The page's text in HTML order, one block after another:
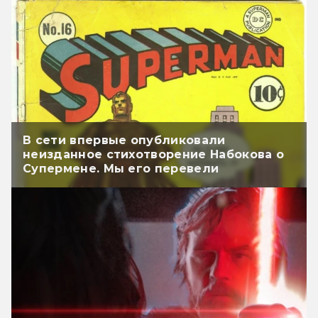
Заяц
Звёздные Империи и дополнения
Зелёная деревня
Злобная Бесстыжая Смешная
Зомби в доме и Зомби в доме
Зоопарк Нью-Йорка
Игра престолов Десница короля
июля (11:00-21:00), ул. Карла Маркса, д. 3
— Зеленоград, магазин Hobby Games, 2-
3 июля (12:00-19:00), к. 2309. ТЦ
«Столица»
— Калининград, ТЦ «МЕГА ЦЕНТР», 3
июля (14:00-18:00), ул. ген.-лейт.
Озерова, д. 17б
— Калуга, ТРЦ «Торговый Квартал», 3
июля (14:00-17:00), ул. Московская, д.
— Казань, антикафе «Баклажан», 3 июля
В сети впервые опубликовали
неизданное стихотворение Набокова о
Супермене. Мы его перевели